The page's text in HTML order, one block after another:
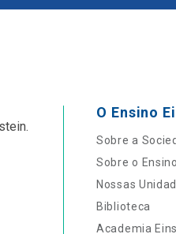
O Ensino
Sobre a
Sobre o
Nossas
Biblioteca
Academia